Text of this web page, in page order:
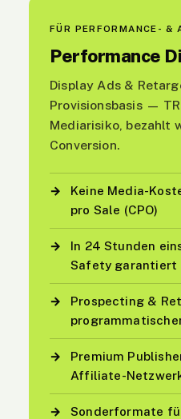
FÜR PERFORMANCE- &
Performance
Display Ads &
Provisionsbasis —
Mediarisiko, bezahlt
Conversion.
→
Keine Media-
pro Sale (CPO)
→
In 24 Stunden
Safety garantiert
→
Prospecting &
→
Premium
Affiliate-
→
Sonderformate